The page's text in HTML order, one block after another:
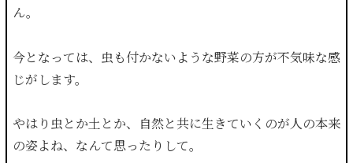
ん。
今となっては、虫も付かないような野菜の方が不気味な感
じがします。
やはり虫とか土とか、自然と共に生きていくのが人の本来
の姿よね、なんて思ったりして。